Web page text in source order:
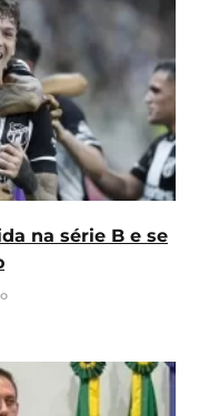
na série B e se